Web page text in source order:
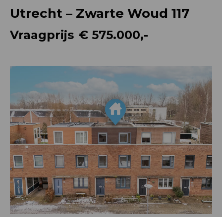
Utrecht – Zwarte Woud 117
Vraagprijs € 575.000,-